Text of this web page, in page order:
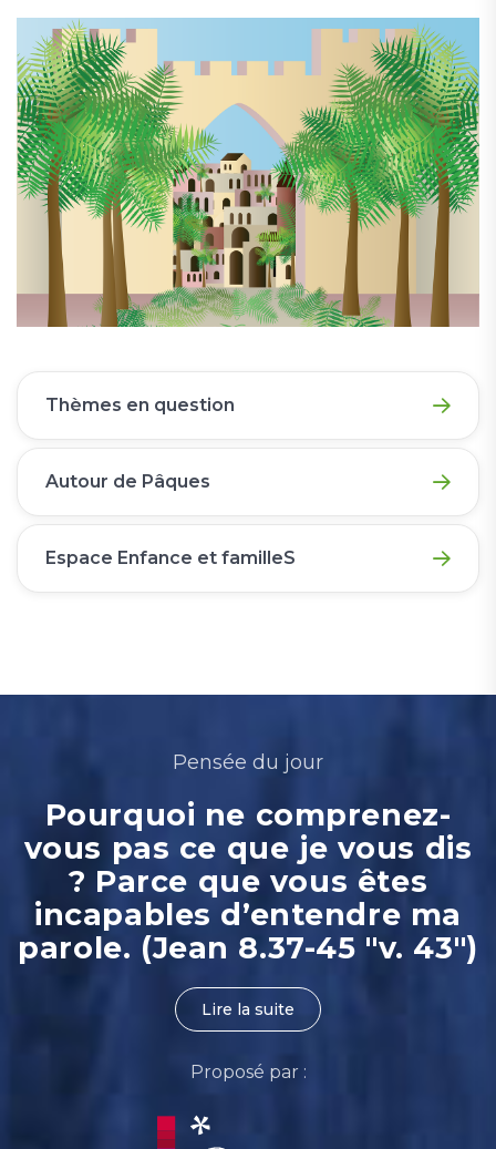
Thèmes en question
Autour de Pâques
Espace Enfance et familleS
Pensée du jour
Pourquoi ne comprenez-
vous pas ce que je vous dis
? Parce que vous êtes
incapables d’entendre ma
parole. (Jean 8.37-45 "v. 43")
Lire la suite
Proposé par :